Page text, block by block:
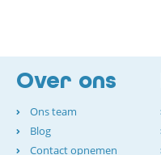
Over ons
Ons team
Blog
Contact opnemen